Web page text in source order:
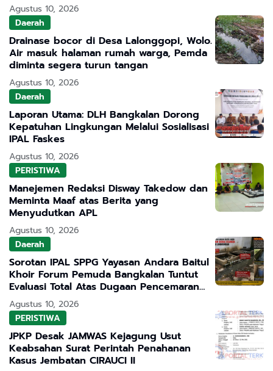
Agustus 10, 2026
Daerah
Drainase bocor di Desa Lalonggopi, Wolo.
Air masuk halaman rumah warga, Pemda
diminta segera turun tangan
Agustus 10, 2026
Daerah
Laporan Utama: DLH Bangkalan Dorong
Kepatuhan Lingkungan Melalui Sosialisasi
IPAL Faskes
Agustus 10, 2026
PERISTIWA
Manejemen Redaksi Disway Takedow dan
Meminta Maaf atas Berita yang
Menyudutkan APL
Agustus 10, 2026
Daerah
Sorotan IPAL SPPG Yayasan Andara Baitul
Khoir Forum Pemuda Bangkalan Tuntut
Evaluasi Total Atas Dugaan Pencemaran
Lingkungan
Agustus 10, 2026
PERISTIWA
JPKP Desak JAMWAS Kejagung Usut
Keabsahan Surat Perintah Penahanan
Kasus Jembatan CIRAUCI II